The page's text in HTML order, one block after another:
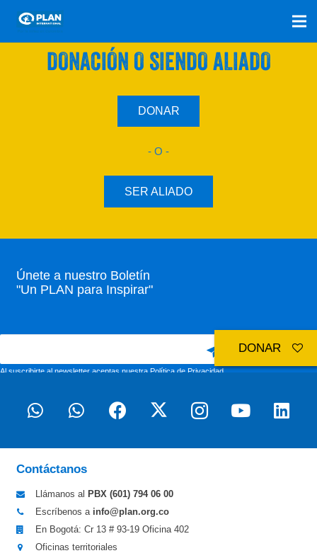
SÚMATE A NUESTRO PLAN CON UNA
DONACIÓN O SIENDO ALIADO
DONAR
- O -
SER ALIADO
Únete a nuestro Boletín
"Un PLAN para Inspirar"
Al suscribirte al newsletter aceptas nuestraPolítica de Privacidad
Contáctanos
Llámanos al PBX (601) 794 06 00
Escríbenos a info@plan.org.co
En Bogotá: Cr 13 # 93-19 Oficina 402
Oficinas territoriales
DONAR